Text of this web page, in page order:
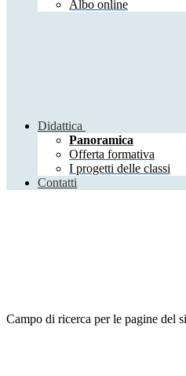
Albo online
Didattica
Panoramica
Offerta formativa
I progetti delle classi
Contatti
Campo di ricerca per le pagine del